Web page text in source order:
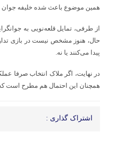
همین موضوع باعث شده خلیفه جوان
از طرفی، تمایل قلعه‌نویی به
حال، هنوز مشخص نیست در بازی
پیدا می‌کنند یا نه.
در نهایت، اگر ملاک انتخاب صرفا
همچنان این احتمال هم مطرح است که تیم ملی مثل دوره
اشتراک گذاری :